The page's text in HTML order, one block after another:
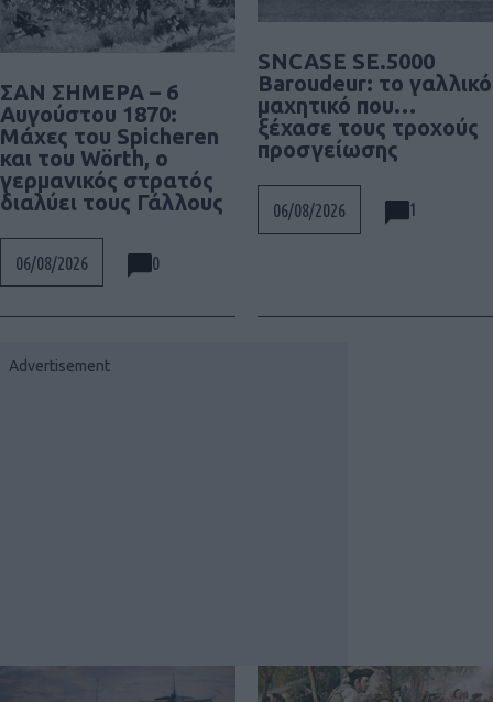
ΣΑΝ ΣΗΜΕΡΑ – 6
Αυγούστου 1870:
Μάχες του Spicheren
και του Wörth, ο
γερμανικός στρατός
διαλύει τους Γάλλους
06/08/2026 0
SNCASE SE.5000
Baroudeur: το γαλλικό
μαχητικό που…
ξέχασε τους τροχούς
προσγείωσης
06/08/2026 1